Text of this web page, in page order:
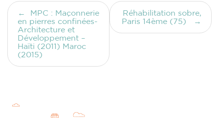
Navigation
de
l’article
MPC : Maçonnerie
en pierres confinées-
Architecture et
Développement –
Haïti (2011) Maroc
(2015)
Réhabilitation sobre,
Paris 14ème (75)